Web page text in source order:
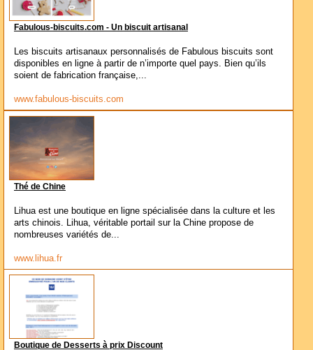
Fabulous-biscuits.com - Un biscuit artisanal
Les biscuits artisanaux personnalisés de Fabulous biscuits sont
disponibles en ligne à partir de n’importe quel pays. Bien qu’ils
soient de fabrication française,...
www.fabulous-biscuits.com
Thé de Chine
Lihua est une boutique en ligne spécialisée dans la culture et les
arts chinois. Lihua, véritable portail sur la Chine propose de
nombreuses variétés de...
www.lihua.fr
Boutique de Desserts à prix Discount